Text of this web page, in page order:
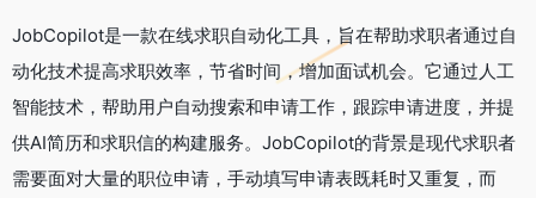
JobCopilot是一款在线求职自动化工具，旨在帮助求职者通过自
动化技术提高求职效率，节省时间，增加面试机会。它通过人工
智能技术，帮助用户自动搜索和申请工作，跟踪申请进度，并提
供AI简历和求职信的构建服务。JobCopilot的背景是现代求职者
需要面对大量的职位申请，手动填写申请表既耗时又重复，而